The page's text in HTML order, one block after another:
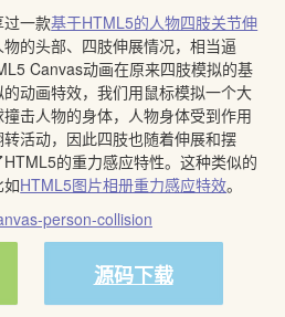
过一款基于HTML5的人物四肢关节伸
的头部、四肢伸展情况，相当逼
Canvas动画在原来四肢模拟的基
动画特效，我们用鼠标模拟一个大
击人物的身体，人物身体受到作用
活动，因此四肢也随着伸展和摆
的重力感应特性。这种类似的
HTML5图片相册重力感应特效。
源码下载